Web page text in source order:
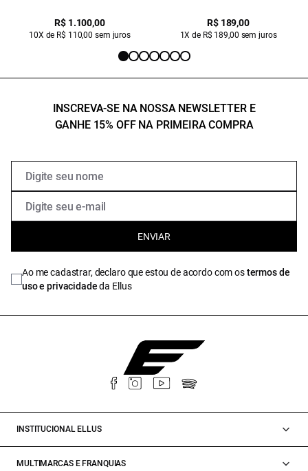
R$ 1.100,00
10X de R$ 110,00 sem juros
R$ 189,00
1X de R$ 189,00 sem juros
INSCREVA-SE NA NOSSA NEWSLETTER E
GANHE 15% OFF NA PRIMEIRA COMPRA
ENVIAR
Ao me cadastrar, declaro que estou de acordo com ostermos de
uso e privacidadeda Ellus
INSTITUCIONAL ELLUS
MULTIMARCAS E FRANQUIAS